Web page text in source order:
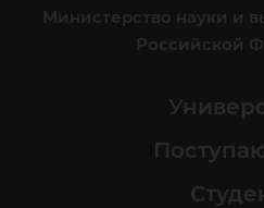
Министерство науки и
Российской